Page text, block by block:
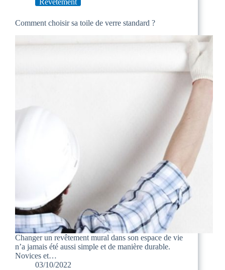
Revêtement
Comment choisir sa toile de verre standard ?
Changer un revêtement mural dans son espace de vie
n’a jamais été aussi simple et de manière durable.
Novices et…
03/10/2022